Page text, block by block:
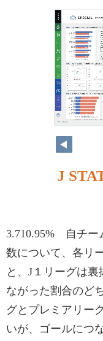
J
3.710.95% 自チー
数について、各リ
と、J１リーグは
ながった割合のど
グとプレミアリー
いが、ゴールにつ